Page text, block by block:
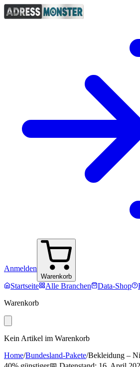
Anmelden
Warenkorb
Startseite Alle Branchen Data-Shop
Warenkorb
Kein Artikel im Warenkorb
Home/Bundesland-Pakete/Bekleidung –